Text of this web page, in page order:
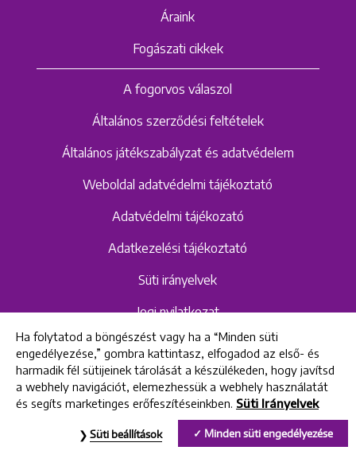
Áraink
Fogászati cikkek
A fogorvos válaszol
Általános szerződési feltételek
Általános játékszabályzat és adatvédelem
Weboldal adatvédelmi tájékoztató
Adatvédelmi tájékozató
Adatkezelési tájékoztató
Süti irányelvek
Jogi nyilatkozat
Hangrögzítéshez kapcsolódó adatvédelmi
szabályzat és tájékoztató
Uniklinik Fogászati és Implantációs Központ
Ha folytatod a böngészést vagy ha a “Minden süti
engedélyezése,” gombra kattintasz, elfogadod az első- és
harmadik fél sütijeinek tárolását a készülékeden, hogy javítsd
a webhely navigációt, elemezhessük a webhely használatát
és segíts marketinges erőfeszítéseinkben. Süti Irányelvek
Minden süti engedélyezése
Süti beállítások